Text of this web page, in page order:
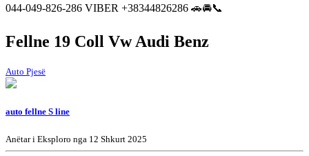
044-049-826-286 VIBER +38344826286 🚗🚘📞
Fellne 19 Coll Vw Audi Benz
Auto Pjesë
auto fellne S line
Anëtar i Eksploro nga 12 Shkurt 2025